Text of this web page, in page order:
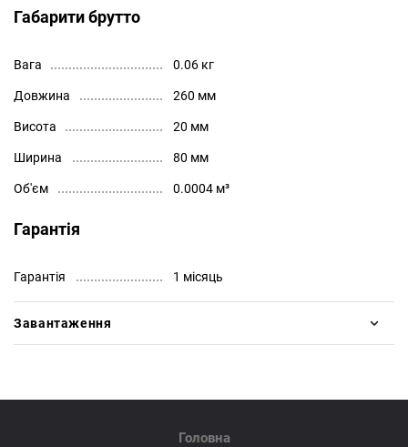
Габарити брутто
Вага 0.06 кг
Довжина 260 мм
Висота 20 мм
Ширина 80 мм
Об'єм 0.0004 м³
Гарантія
Гарантія 1 місяць
Завантаження
Головна